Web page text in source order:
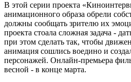
В этой серии проекта
анимационного образа обрели
должны сообщать зрителю их
проекта стоала сложная задача -
при этом сделать так, чтобы
анимация сошлись воедино и
персонажей. Онлайн-премьера
весной - в конце марта.